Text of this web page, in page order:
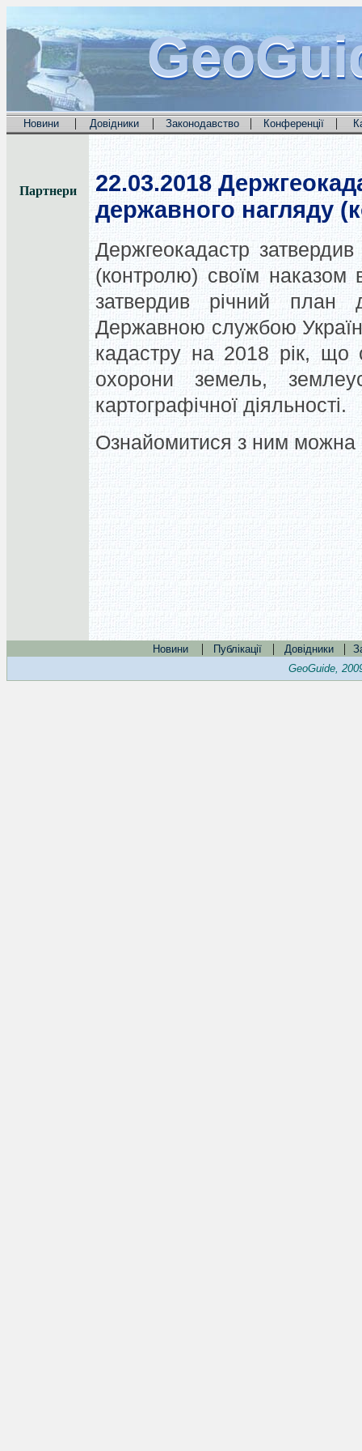
Новини | Довідники | Законодавство | Конференції |
Партнери 22.03.2018
державного нагляду
Держгеокадастр
(контролю) своїм
затвердив річний план
Державною службою
кадастру на 2018 рік, що
охорони земель,
картографічної діяльності.
Ознайомитися з ним можна
Новини | Публікації | Довідники |
GeoGuide,